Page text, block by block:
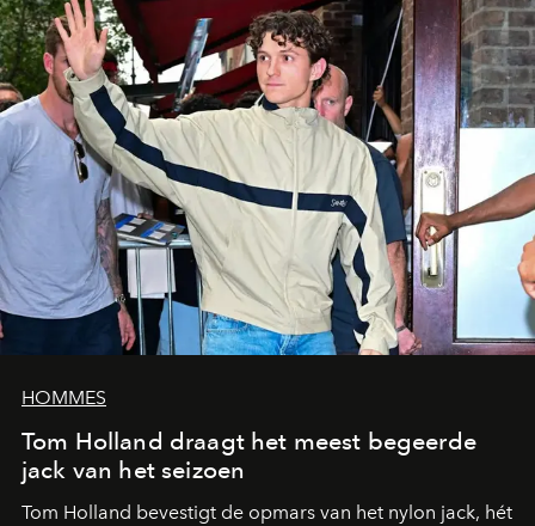
HOMMES
Tom Holland draagt het meest begeerde
jack van het seizoen
Tom Holland bevestigt de opmars van het nylon jack, hét